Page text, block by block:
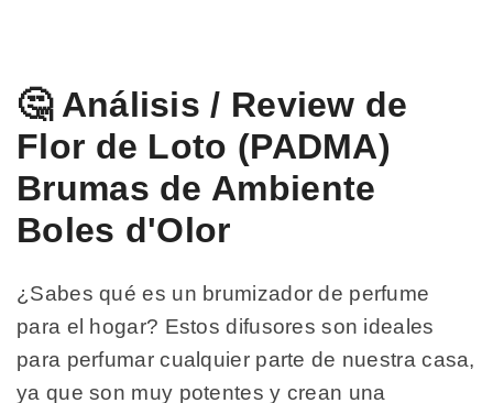
🤔 Análisis / Review de
Flor de Loto (PADMA)
Brumas de Ambiente
Boles d'Olor
¿Sabes qué es un brumizador de perfume
para el hogar? Estos difusores son ideales
para perfumar cualquier parte de nuestra casa,
ya que son muy potentes y crean una